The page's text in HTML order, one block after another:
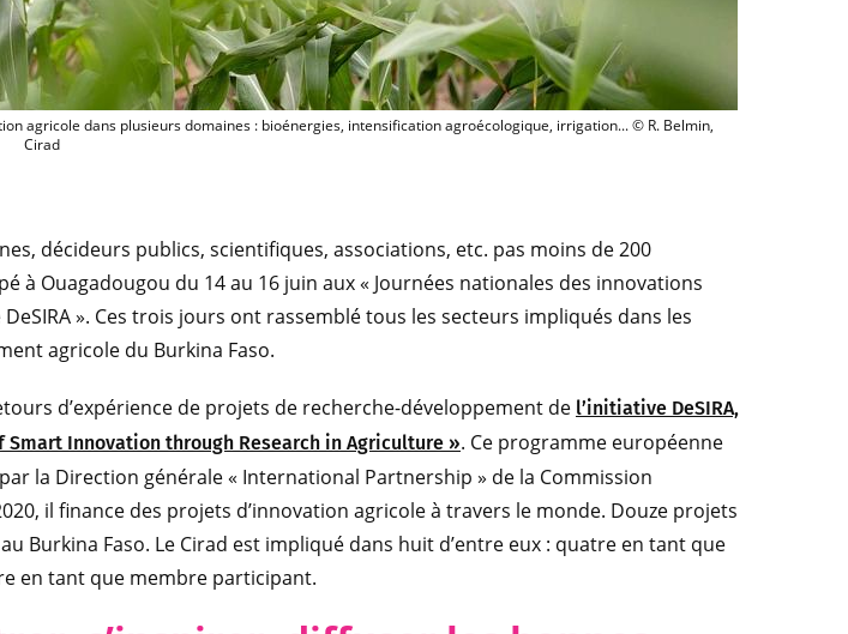
Au Burkina Faso, douze projets DeSIRA sont actuellement en activité pour promouvoir l'innovation agricole dans
agricole dans plusieurs domaines : bioénergies, intensification agroécologique, irrigation... © R. Belmin,
Cirad
décideurs publics, scientifiques, associations, etc. pas moins de 200
à Ouagadougou du 14 au 16 juin aux « Journées nationales des innovations
». Ces trois jours ont rassemblé tous les secteurs impliqués dans les
agricole du Burkina Faso.
d’expérience de projets de recherche-développement de l’initiative DeSIRA,
Smart Innovation through Research in Agriculture ». Ce programme européenne
la Direction générale « International Partnership » de la Commission
il finance des projets d’innovation agricole à travers le monde. Douze projets
Burkina Faso. Le Cirad est impliqué dans huit d’entre eux : quatre en tant que
en tant que membre participant.